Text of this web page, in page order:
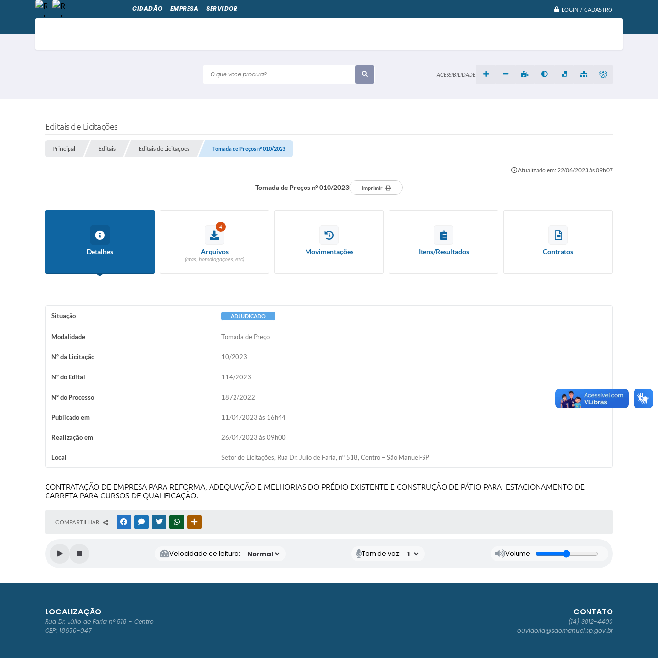
LOGIN / CADASTRO
O que voce procura?
CIDADÃO EMPRESA SERVIDOR
ACESSIBILIDADE
Editais de Licitações
Principal Editais Editais de Licitações Tomada de Preços nº 010/2023
Atualizado em: 22/06/2023 às 09h07
Tomada de Preços nº 010/2023 Imprimir
Detalhes
4
Arquivos
(atas, homologações, etc)
Movimentações Itens/Resultados Contratos
Situação ADJUDICADO
Modalidade Tomada de Preço
Nº da Licitação 10/2023
Nº do Edital 114/2023
Nº do Processo 1872/2022
Publicado em 11/04/2023 às 16h44
Realização em 26/04/2023 às 09h00
Local Setor de Licitações, Rua Dr. Julio de Faria, nº 518, Centro – São Manuel-SP
CONTRATAÇÃO DE EMPRESA PARA REFORMA, ADEQUAÇÃO E MELHORIAS DO PRÉDIO EXISTENTE E CONSTRUÇÃO DE PÁTIO PARA ESTACIONAMENTO DE
CARRETA PARA CURSOS DE QUALIFICAÇÃO.
COMPARTILHAR FACEBOOKMESSENGER
TWITTERWHATSAPP
Velocidade de leitura: Tom de voz: Volume
LOCALIZAÇÃO
Rua Dr. Júlio de Faria nº 518 - Centro
CEP: 18650-047
CONTATO
(14) 3812-4400
ouvidoria@saomanuel.sp.gov.br